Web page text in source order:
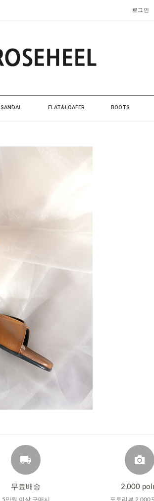
로그인
SANDAL FLAT&LOAFER BOOTS
무료배송
5만원 이상 구매시
2,000
포토리뷰 2,000